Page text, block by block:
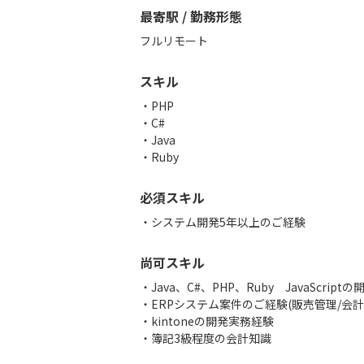
最寄駅 / 勤務形態
フルリモート
スキル
PHP
C#
Java
Ruby
必須スキル
・システム開発5年以上のご経験
尚可スキル
・Java、C#、PHP、Ruby JavaScriptの
・ERPシステム案件のご経験(販売管理/会
・kintoneの開発実務経験
・簿記3級程度の会計知識